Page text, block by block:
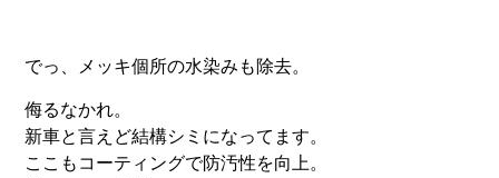
でっ、メッキ個所の水染みも除去。
侮るなかれ。
新車と言えど結構シミになってます。
ここもコーティングで防汚性を向上。